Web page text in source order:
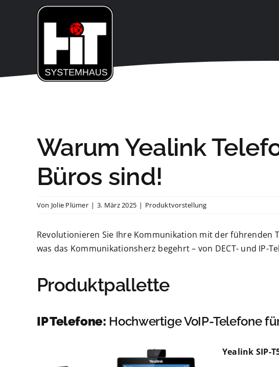
Warum Yealink
Büros sind!
Von Jolie Plümer | 3. März 2025 | Produktvorstellung
Revolutionieren Sie Ihre Kommunikation mit der führenden
was das Kommunikationsherz begehrt – von DECT- und
Produktpallette
IP Telefone: Hochwertige VoIP-Telefone
Yealink SIP-